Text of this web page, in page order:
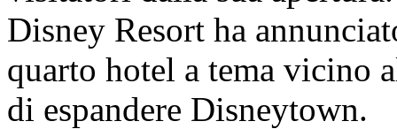
Disney Resort ha
quarto hotel a tema vicino
di espandere Disneytown.